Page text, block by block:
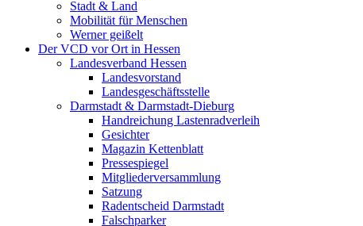
Stadt & Land
Mobilität für Menschen
Werner geißelt
Der VCD vor Ort in Hessen
Landesverband Hessen
Landesvorstand
Landesgeschäftsstelle
Darmstadt & Darmstadt-Dieburg
Handreichung Lastenradverleih
Gesichter
Magazin Kettenblatt
Pressespiegel
Mitgliederversammlung
Satzung
Radentscheid Darmstadt
Falschparker